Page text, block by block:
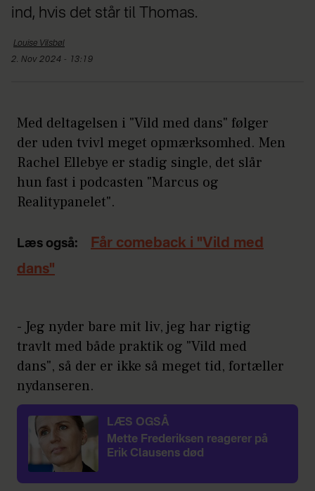
ind, hvis det står til Thomas.
Louise Vilsbøl
2. Nov 2024 - 13:19
Med deltagelsen i "Vild med dans" følger
der uden tvivl meget opmærksomhed. Men
Rachel Ellebye er stadig single, det slår
hun fast i podcasten "Marcus og
Realitypanelet".
Læs også:
Får comeback i "Vild med
dans"
- Jeg nyder bare mit liv, jeg har rigtig
travlt med både praktik og "Vild med
dans", så der er ikke så meget tid, fortæller
nydanseren.
LÆS OGSÅ
Mette Frederiksen reagerer på
Erik Clausens død